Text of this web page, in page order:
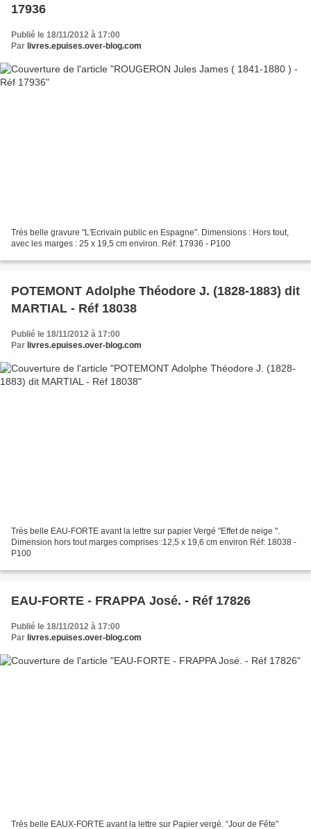
17936
Publié le 18/11/2012 à 17:00
Par livres.epuises.over-blog.com
Très belle gravure "L'Ecrivain public en Espagne". Dimensions : Hors tout,
avec les marges : 25 x 19,5 cm environ. Réf: 17936 - P100
POTEMONT Adolphe Théodore J. (1828-1883) dit
MARTIAL - Réf 18038
Publié le 18/11/2012 à 17:00
Par livres.epuises.over-blog.com
Très belle EAU-FORTE avant la lettre sur papier Vergé "Effet de neige ".
Dimension hors tout marges comprises :12,5 x 19,6 cm environ Réf: 18038 -
P100
EAU-FORTE - FRAPPA José. - Réf 17826
Publié le 18/11/2012 à 17:00
Par livres.epuises.over-blog.com
Très belle EAUX-FORTE avant la lettre sur Papier vergé. “Jour de Fête"